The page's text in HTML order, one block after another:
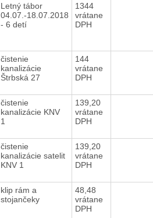
Letný tábor
04.07.-18.07.2018
- 6 detí
1344
vrátane
DPH
čistenie
kanalizácie
Štrbská 27
144
vrátane
DPH
čistenie
kanalizácie KNV
1
139,20
vrátane
DPH
čistenie
kanalizácie satelit
KNV 1
139,20
vrátane
DPH
klip rám a
stojančeky
48,48
vrátane
DPH